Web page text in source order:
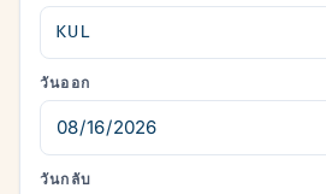
วันออก
วันกลับ